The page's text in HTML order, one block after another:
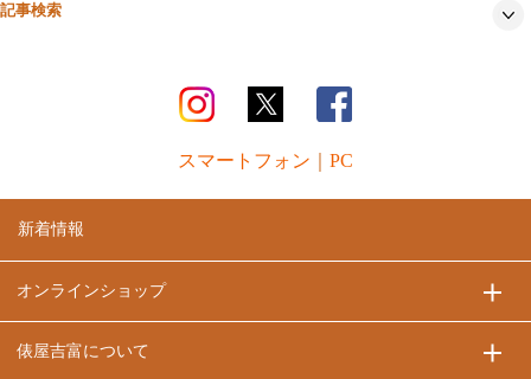
記事検索
スマートフォン PC
新着情報
オンラインショップ
俵屋吉富について